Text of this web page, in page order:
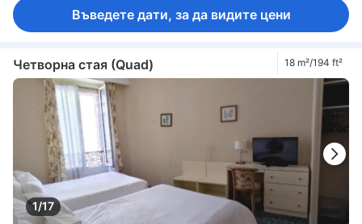
Всекидневник
Звукоизолация Отопление
Плътни завеси
Въведете дати, за да видите цени
Четворна стая (Quad) 18 m²/194 ft²
1/17